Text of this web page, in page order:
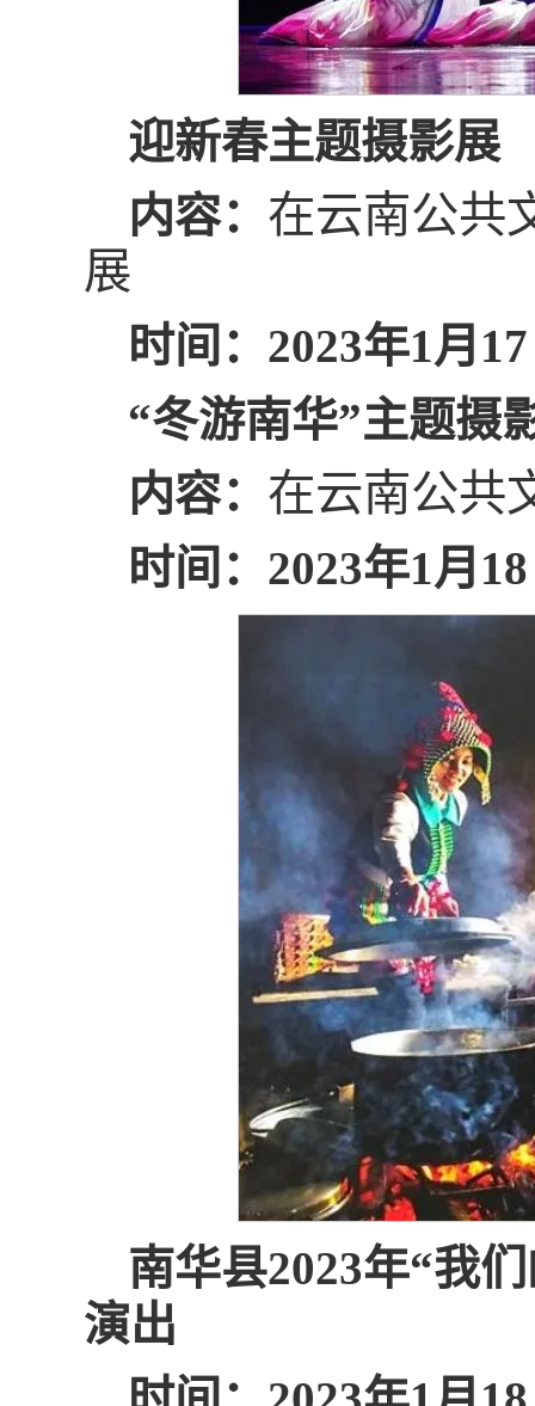
迎新春主题摄影展
内容： 在云南公共
展
时间：2023年1月
“冬游南华”主题摄
内容： 在云南公共
时间：2023年1月
南华县2023年“我
演出